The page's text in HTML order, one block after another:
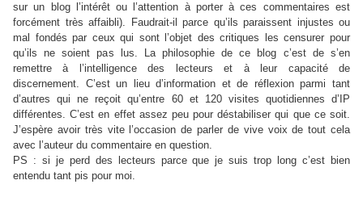
sur un blog l’intérêt ou l’attention à porter à ces commentaires est
forcément très affaibli). Faudrait-il parce qu’ils paraissent injustes ou
mal fondés par ceux qui sont l’objet des critiques les censurer pour
qu’ils ne soient pas lus. La philosophie de ce blog c’est de s’en
remettre à l’intelligence des lecteurs et à leur capacité de
discernement. C’est un lieu d’information et de réflexion parmi tant
d’autres qui ne reçoit qu’entre 60 et 120 visites quotidiennes d’IP
différentes. C’est en effet assez peu pour déstabiliser qui que ce soit.
J’espère avoir très vite l’occasion de parler de vive voix de tout cela
avec l’auteur du commentaire en question.
PS : si je perd des lecteurs parce que je suis trop long c’est bien
entendu tant pis pour moi.